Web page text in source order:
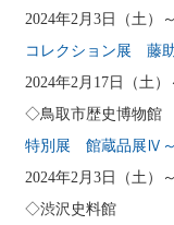
2024年2月3日（土）
コレクション展 藤
2024年2月17日（土）
◇鳥取市歴史博物館
特別展 館蔵品展Ⅳ～
2024年2月3日（土）
◇渋沢史料館